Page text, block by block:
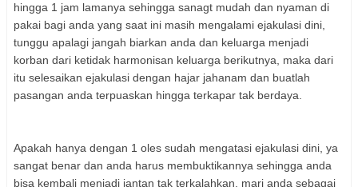
hingga 1 jam lamanya sehingga sanagt mudah dan nyaman di
pakai bagi anda yang saat ini masih mengalami ejakulasi dini,
tunggu apalagi jangah biarkan anda dan keluarga menjadi
korban dari ketidak harmonisan keluarga berikutnya, maka dari
itu selesaikan ejakulasi dengan hajar jahanam dan buatlah
pasangan anda terpuaskan hingga terkapar tak berdaya.
Apakah hanya dengan 1 oles sudah mengatasi ejakulasi dini, ya
sangat benar dan anda harus membuktikannya sehingga anda
bisa kembali menjadi jantan tak terkalahkan, mari anda sebagai